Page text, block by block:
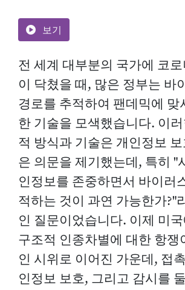
보기
전 세계 대부분의 국가에 코로
이 닥쳤을 때, 많은 정부는 바
경로를 추적하여 팬데믹에 맞
한 기술을 모색했습니다. 이
적 방식과 기술은 개인정보
은 의문을 제기했는데, 특히 "
인정보를 존중하면서 바이러
적하는 것이 과연 가능한가?"
인 질문이었습니다. 이제 미
구조적 인종차별에 대한 항쟁
인 시위로 이어진 가운데, 접
인정보 보호, 그리고 감시를